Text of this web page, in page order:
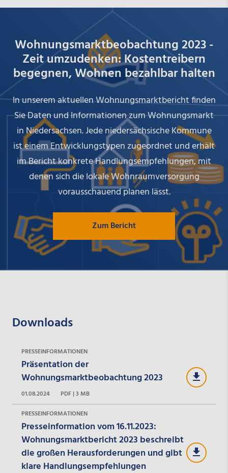
Wohnungsmarktbeobachtung 2023 -
Zeit umzudenken: Kostentreibern
begegnen, Wohnen bezahlbar halten
In unserem aktuellen Wohnungsmarktbericht finden
Sie Daten und Informationen zum Wohnungsmarkt
in Niedersachsen. Jede niedersächsische Kommune
ist einem Entwicklungstypen zugeordnet und erhält
im Bericht konkrete Handlungsempfehlungen, mit
denen sich die lokale Wohnraumversorgung
vorausschauend planen lässt.
Zum Bericht
Downloads
PRESSEINFORMATIONEN
Präsentation der
Wohnungsmarktbeobachtung 2023
01.08.2024
PDF | 3 MB
PRESSEINFORMATIONEN
Presseinformation vom 16.11.2023:
Wohnungsmarktbericht 2023 beschreibt
die großen Herausforderungen und gibt
klare Handlungsempfehlungen